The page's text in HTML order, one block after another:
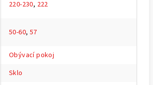
220-230, 222
50-60, 57
Obývací pokoj
Sklo